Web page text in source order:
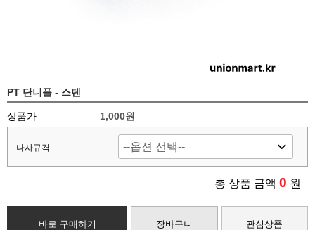
PT 단니플 - 스텐
상품가 1,000원
나사규격
총 상품 금액 0 원
바로 구매하기 장바구니 관심상품